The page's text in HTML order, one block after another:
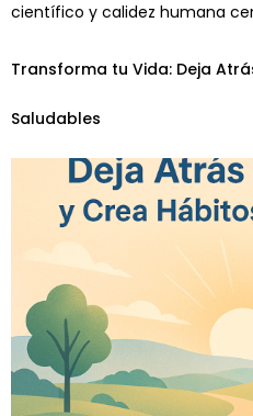
científico y calidez humana
Transforma tu Vida: Deja
Saludables